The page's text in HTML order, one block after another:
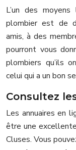
L’un des
plombier est de
amis, à des
pourront vous
plombiers qu’ils
celui qui a un bon
Consultez
Les annuaires en
être une
Cluses. Vous